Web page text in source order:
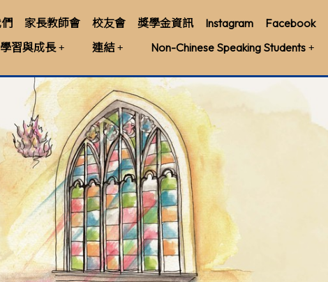
家長教師會 校友會 獎學金資訊 Instagram
Facebook
學習與成長 連結 Non-Chinese Speaking Students